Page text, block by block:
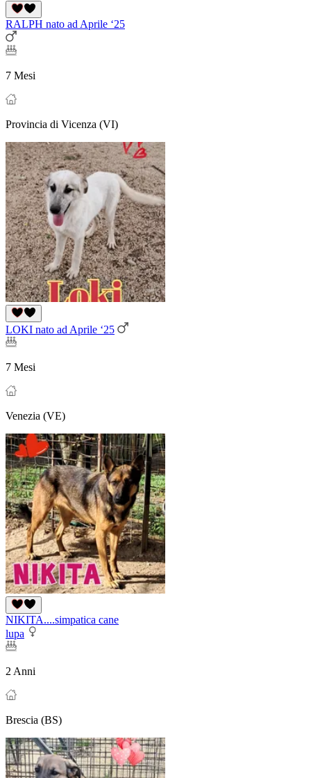
RALPH nato ad Aprile ‘25
7 Mesi
Provincia di Vicenza (VI)
LOKI nato ad Aprile ‘25
7 Mesi
Venezia (VE)
NIKITA....simpatica cane
lupa
2 Anni
Brescia (BS)